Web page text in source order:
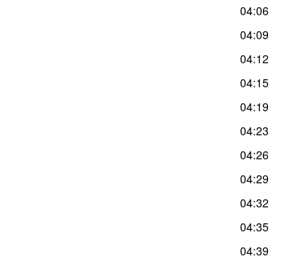
04:06
04:09
04:12
04:15
04:19
04:23
04:26
04:29
04:32
04:35
04:39